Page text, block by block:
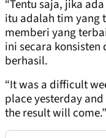
“Tentu saja, jika
itu adalah tim yang
memberi yang
ini secara
berhasil.
“It was a difficult
place yesterday
the result will come.”